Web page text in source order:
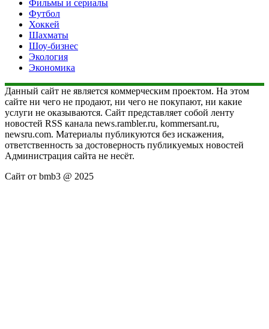
Фильмы и сериалы
Футбол
Хоккей
Шахматы
Шоу-бизнес
Экология
Экономика
Данный сайт не является коммерческим проектом. На этом
сайте ни чего не продают, ни чего не покупают, ни какие
услуги не оказываются. Сайт представляет собой ленту
новостей RSS канала news.rambler.ru, kommersant.ru,
newsru.com. Материалы публикуются без искажения,
ответственность за достоверность публикуемых новостей
Администрация сайта не несёт.
Сайт от bmb3 @ 2025